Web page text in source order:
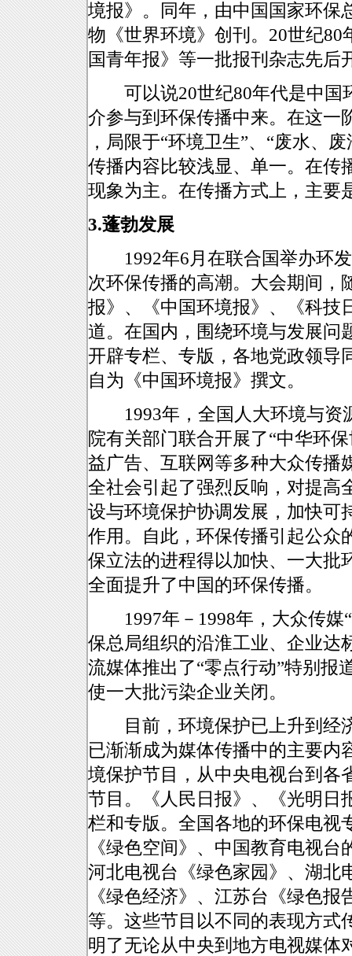
境报》。同年，由中国国家环保
物《世界环境》创刊。20世纪
国青年报》等一批报刊杂志先后
可以说20世纪80年代是中国
介参与到环保传播中来。在这一
，局限于“环境卫生”、“废水、
传播内容比较浅显、单一。在传
现象为主。在传播方式上，主要
3.蓬勃发展
1992年6月在联合国举办环发
次环保传播的高潮。大会期间，
报》、《中国环境报》、《科技
道。在国内，围绕环境与发展问
开辟专栏、专版，各地党政领导
自为《中国环境报》撰文。
1993年，全国人大环境与资
院有关部门联合开展了“中华环
益广告、互联网等多种大众传播
全社会引起了强烈反响，对提高
设与环境保护协调发展，加快可
作用。自此，环保传播引起公众
保立法的进程得以加快、一大批
全面提升了中国的环保传播。
1997年－1998年，大众传媒“
保总局组织的沿淮工业、企业达
流媒体推出了“零点行动”特别报
使一大批污染企业关闭。
目前，环境保护已上升到经
已渐渐成为媒体传播中的主要内
境保护节目，从中央电视台到各
节目。《人民日报》、《光明日
栏和专版。全国各地的环保电视
《绿色空间》、中国教育电视
河北电视台《绿色家园》、湖北
《绿色经济》、江苏台《绿色
等。这些节目以不同的表现方式
明了无论从中央到地方电视媒体